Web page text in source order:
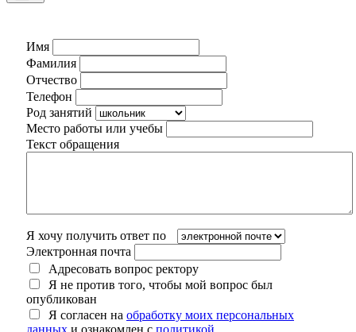
Имя
Фамилия
Отчество
Телефон
Род занятий
Место работы или учебы
Текст обращения
Я хочу получить ответ по
Электронная почта
Адресовать вопрос ректору
Я не против того, чтобы мой вопрос был
опубликован
Я согласен на обработку моих персональных